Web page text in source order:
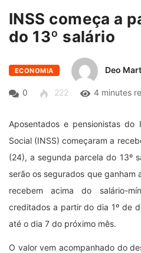
INSS começa a
do 13º salário
ECONOMIA Deo
0 222 4 minutes
Aposentados e pensionistas
Social (INSS) começaram a
(24), a segunda parcela do 13º
serão os segurados que ganham
recebem acima do salário-
creditados a partir do dia 1º de
até o dia 7 do próximo mês.
O valor vem acompanhado do